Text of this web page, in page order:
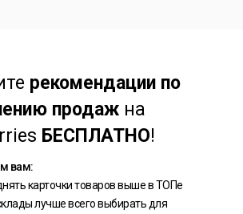
вам:
карточки товаров выше в ТОПе
лучше всего выбирать для
рекомендации по
продаж на
БЕСПЛАТНО!